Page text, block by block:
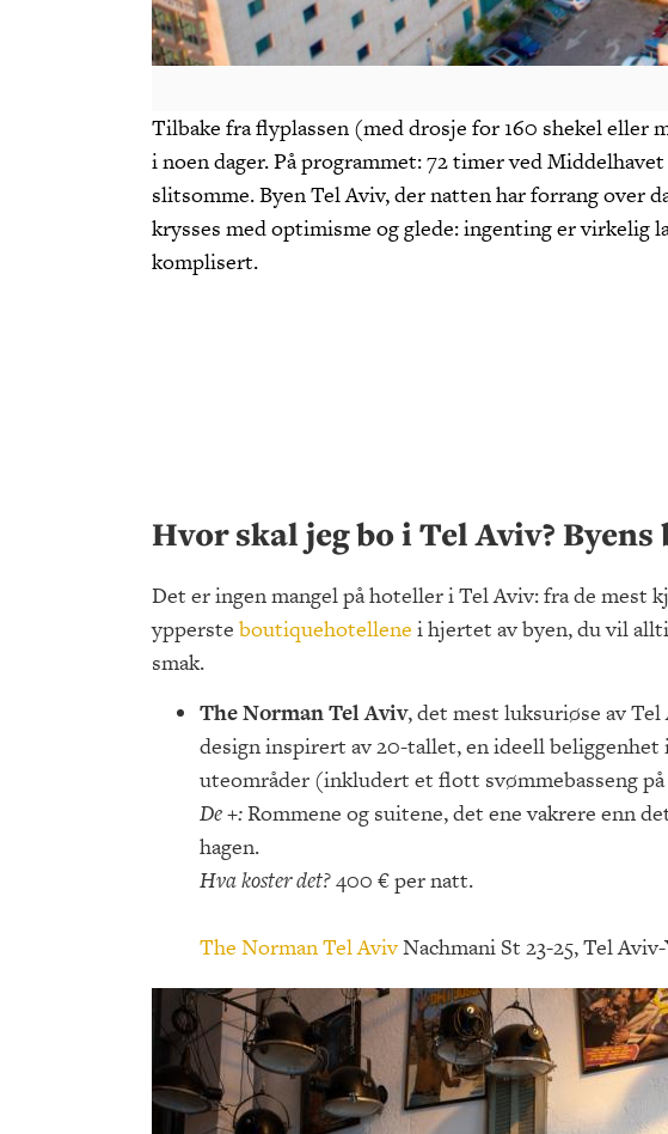
Tilbake fra flyplassen (med drosje for 160 shekel eller
i noen dager. På programmet: 72 timer ved
slitsomme. Byen Tel Aviv, der natten har forrang over
krysses med optimisme og glede: ingenting er virkelig
komplisert.
Hvor skal jeg bo i Tel Aviv?
Det er ingen mangel på hoteller i Tel Aviv: fra de mest
ypperste boutiquehotellene i hjertet av byen, du vil
smak.
The Norman Tel Aviv, det mest luksuriøse av
design inspirert av 20-tallet, en ideell
uteområder (inkludert et flott svømmebasseng på
De +:Rommene og suitene, det ene vakrere enn
hagen.
Hva koster det?400 € per natt.
The Norman Tel AvivNachmani St 23-25, Tel